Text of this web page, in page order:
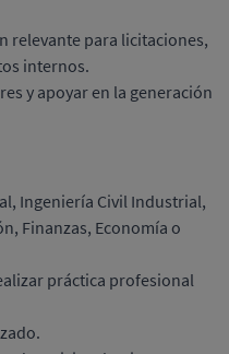
relevante para licitaciones,
internos.
y apoyar en la generación
Ingeniería Civil Industrial,
Finanzas, Economía o
práctica profesional